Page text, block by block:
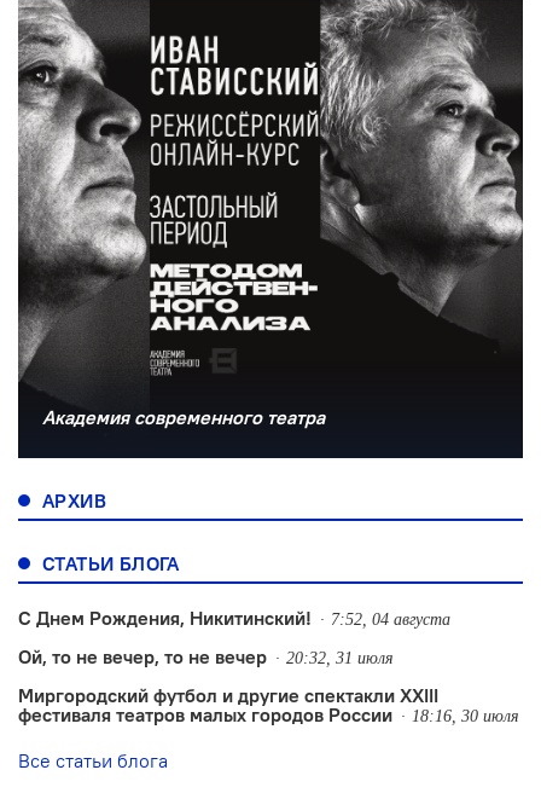
Академия современного театра
АРХИВ
СТАТЬИ БЛОГА
С Днем Рождения, Никитинский! 7:52, 04 августа
Ой, то не вечер, то не вечер 20:32, 31 июля
Миргородский футбол и другие спектакли XXIII
фестиваля театров малых городов России
18:16, 30 июля
Все статьи блога